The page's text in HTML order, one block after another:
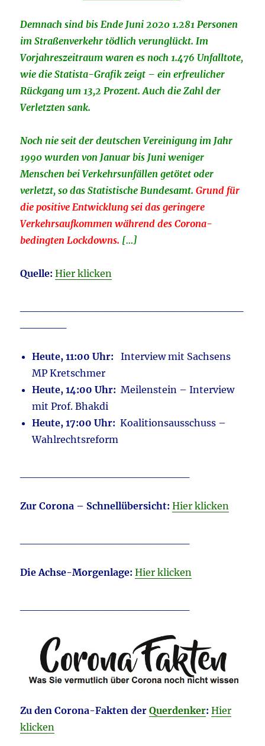
Demnach sind bis Ende Juni 2020 1.281 Personen
im Straßenverkehr tödlich verunglückt. Im
Vorjahreszeitraum waren es noch 1.476 Unfalltote,
wie die Statista-Grafik zeigt – ein erfreulicher
Rückgang um 13,2 Prozent. Auch die Zahl der
Verletzten sank.
Noch nie seit der deutschen Vereinigung im Jahr
1990 wurden von Januar bis Juni weniger
Menschen bei Verkehrsunfällen getötet oder
verletzt, so das Statistische Bundesamt.Grund für
die positive Entwicklung sei das geringere
Verkehrsaufkommen während des Corona-
bedingten Lockdowns. […]
Quelle: Hier klicken
Heute, 11:00 Uhr:Interview mit Sachsens
MP Kretschmer
Heute, 14:00 Uhr:Meilenstein – Interview
mit Prof. Bhakdi
Heute, 17:00 Uhr:Koalitionsausschuss –
Wahlrechtsreform
Zur Corona – Schnellübersicht: Hier klicken
Die Achse-Morgenlage:Hier klicken
Zu den Corona-Fakten derQuerdenker: Hier
klicken